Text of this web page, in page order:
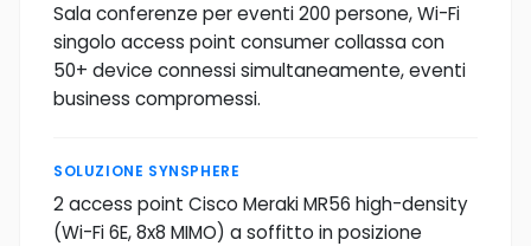
Sala conferenze per eventi 200 persone, Wi-Fi
singolo access point consumer collassa con
50+ device connessi simultaneamente, eventi
business compromessi.
SOLUZIONE SYNSPHERE
2 access point Cisco Meraki MR56 high-density
(Wi-Fi 6E, 8x8 MIMO) a soffitto in posizione